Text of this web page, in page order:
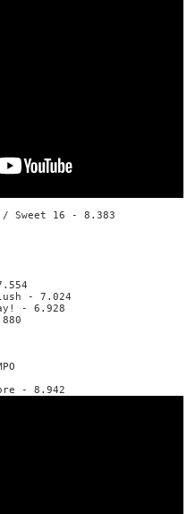
Sweet 16 - 8.383
- 7.024
- 6.928
- 8.942